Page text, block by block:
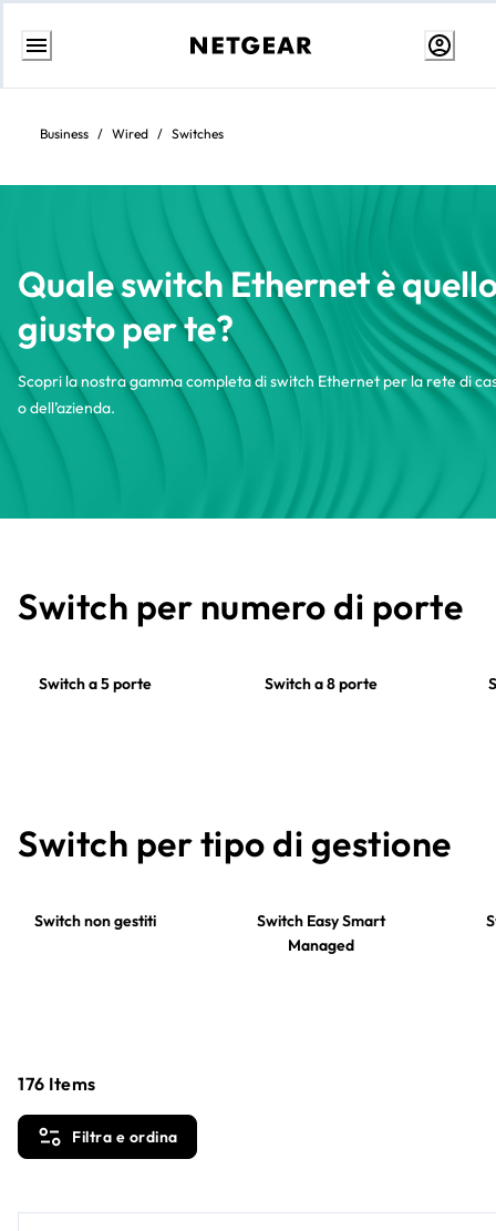
Passa
contenuto
Business / Wired / Switches
Quale switch Ethernet è
giusto per te?
Scopri la nostra gamma completa di switch Ethernet per la rete di
o dell’azienda.
Switch per numero di porte
Switch a 5 porte Switch a 8 porte
Switch per tipo di gestione
Switch non gestiti
Switch Easy Smart
Managed
Filtra e ordina
176 Items